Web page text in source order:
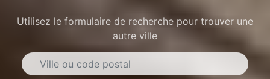
Utilisez le formulaire de recherche pour trouver une
autre ville